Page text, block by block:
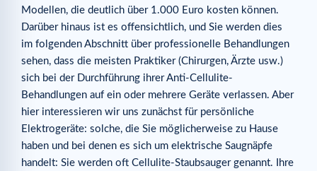
Modellen, die deutlich über 1.000 Euro kosten können.
Darüber hinaus ist es offensichtlich, und Sie werden dies
im folgenden Abschnitt über professionelle Behandlungen
sehen, dass die meisten Praktiker (Chirurgen, Ärzte usw.)
sich bei der Durchführung ihrer Anti-Cellulite-
Behandlungen auf ein oder mehrere Geräte verlassen. Aber
hier interessieren wir uns zunächst für persönliche
Elektrogeräte: solche, die Sie möglicherweise zu Hause
haben und bei denen es sich um elektrische Saugnäpfe
handelt: Sie werden oft Cellulite-Staubsauger genannt. Ihre